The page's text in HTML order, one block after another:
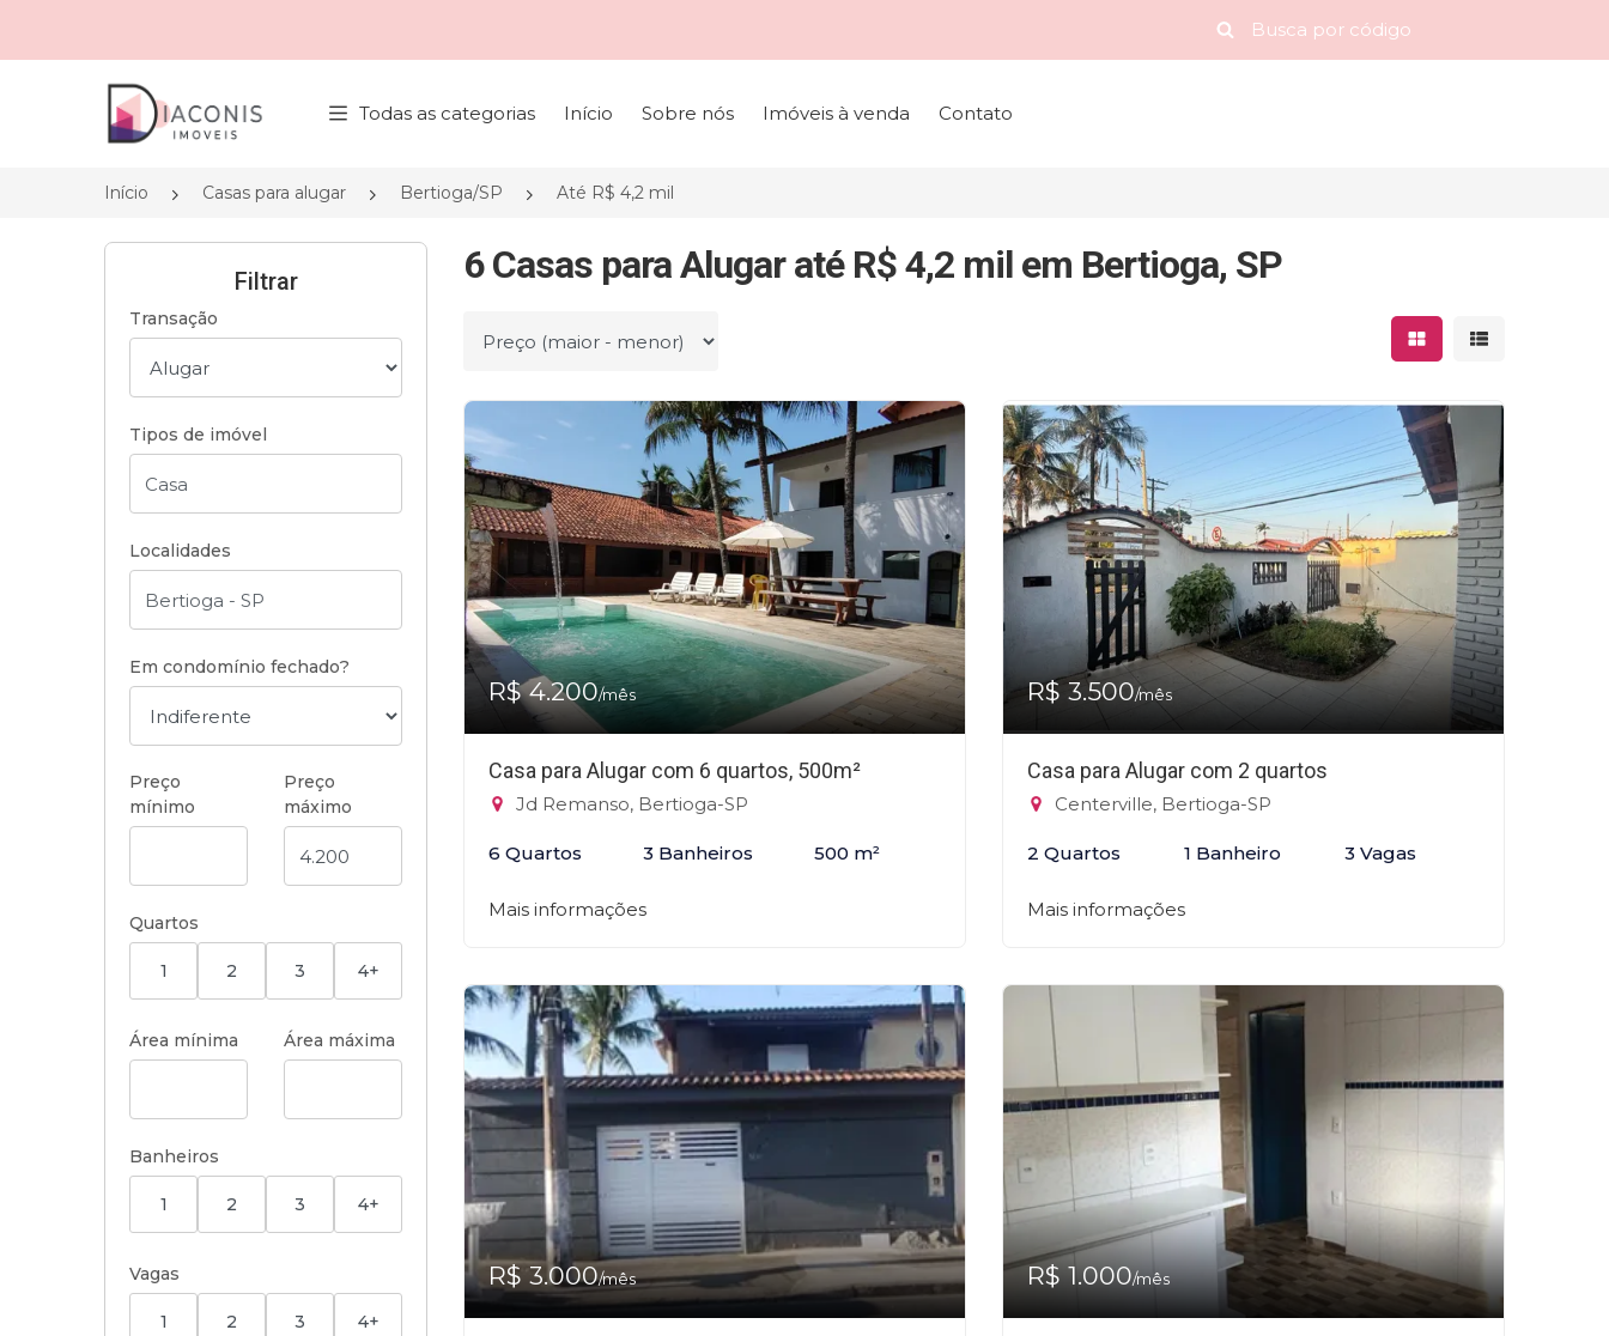
Página inicial
Todas as categorias Início Sobre nós Imóveis à venda Contato
Início Casas para alugar Bertioga/SP Até R$ 4,2 mil
Filtrar
Transação
Tipos de imóvel
Localidades
Em condomínio fechado?
Preço
mínimo
Preço
máximo
Quartos
1 2 3 4+
Área mínima Área máxima
Banheiros
1 2 3 4+
Vagas
1 2 3 4+
6 Casas para Alugar até R$ 4,2 mil em Bertioga, SP
Ordenar por Mostrar resultados
Mostrar
R$ 4.200/mês
Casa para Alugar com 6 quartos, 500m²
Jd Remanso, Bertioga-SP
6 Quartos 3 Banheiros 500 m²
Mais informações
R$ 3.500/mês
Casa para Alugar com 2 quartos
Centerville, Bertioga-SP
2 Quartos 1 Banheiro 3 Vagas
Mais informações
R$ 3.000/mês R$ 1.000/mês